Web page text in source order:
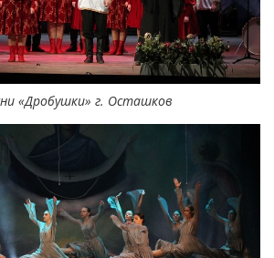
«Дробушки» г. Осташков